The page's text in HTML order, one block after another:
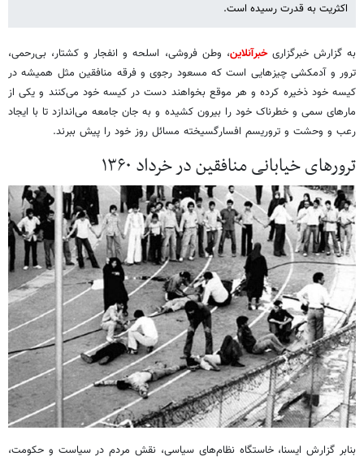
اکثریت به قدرت رسیده است.
به گزارش خبرگزاریخبرآنلاین، وطن فروشی، اسلحه و انفجار و کشتار، بی‌رحمی،
ترور و آدمکشی چیزهایی است که مسعود رجوی و فرقه منافقین مثل همیشه در
کیسه خود ذخیره کرده و هر موقع بخواهند دست در کیسه خود می‌کنند و یکی از
مارهای سمی و خطرناک خود را بیرون کشیده و به جان جامعه می‌اندازد تا با ایجاد
رعب و وحشت و تروریسم افسارگسیخته مسائل روز خود را پیش ببرند.
ترورهای خیابانی منافقین در خرداد ۱۳۶۰
بنابر گزارش ایسنا، خاستگاه نظام‌های سیاسی، نقش مردم در سیاست و حکومت،